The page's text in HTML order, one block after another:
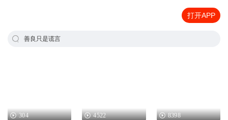
打开APP
善良只是谎言
304 4522 8398